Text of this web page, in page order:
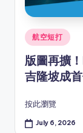
Posted
in
航空短打
版圖再擴
吉隆坡成
按此瀏覽
July 6, 2026